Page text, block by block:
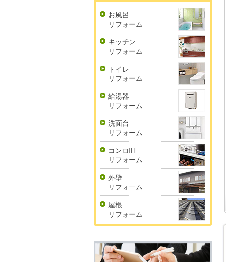
お風呂
リフォーム
キッチン
リフォーム
トイレ
リフォーム
給湯器
リフォーム
洗面台
リフォーム
コンロIH
リフォーム
外壁
リフォーム
屋根
リフォーム